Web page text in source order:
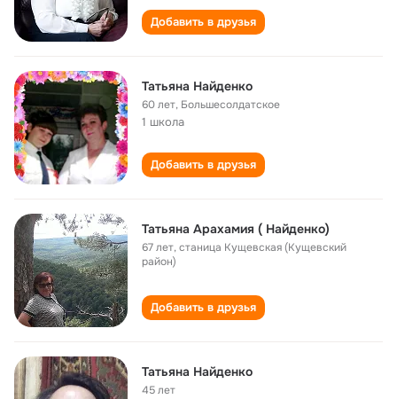
Добавить в друзья
Татьяна Найденко
60 лет, Большесолдатское
1 школа
Добавить в друзья
Татьяна Арахамия ( Найденко)
67 лет,станица Кущевская (Кущевский
район)
Добавить в друзья
Татьяна Найденко
45 лет